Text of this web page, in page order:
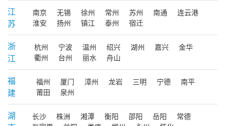
江
苏
南京 无锡 徐州 常州 苏州 南通
连云港
淮安
扬州 镇江 泰州 宿迁
浙
江
杭州 宁波 温州 绍兴 湖州 嘉兴
金华
衢州
台州 丽水 舟山
福
建
福州 厦门 漳州 龙岩 三明 宁德
南平
莆田
泉州
湖
长沙 株洲 湘潭 衡阳 邵阳 岳阳
常德